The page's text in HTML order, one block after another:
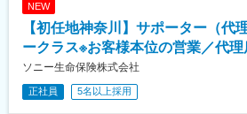
・商品勉強会の実施
＜経営支援＞
・販売戦略の構築／環境改善
・アクションプランの策定
NEW
【初任地神奈川】サポーター（代
ークラス※お客様本位の営業／代
ソニー生命保険株式会社
正社員 5名以上採用